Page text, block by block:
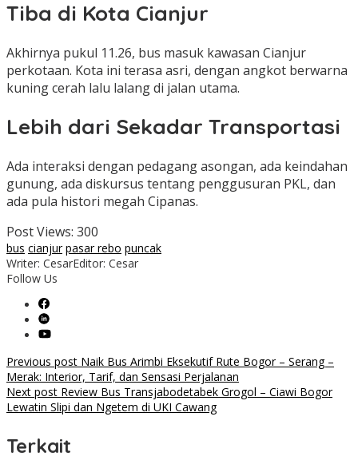
Tiba di Kota Cianjur
Akhirnya pukul 11.26, bus masuk kawasan Cianjur
perkotaan. Kota ini terasa asri, dengan angkot berwarna
kuning cerah lalu lalang di jalan utama.
Lebih dari Sekadar Transportasi
Ada interaksi dengan pedagang asongan, ada keindahan
gunung, ada diskursus tentang penggusuran PKL, dan
ada pula histori megah Cipanas.
Post Views: 300
bus cianjur pasar rebo puncak
Writer: CesarEditor: Cesar
Follow Us
Post
navigation
Previous post Naik Bus Arimbi Eksekutif Rute Bogor – Serang –
Merak: Interior, Tarif, dan Sensasi Perjalanan
Next post Review Bus Transjabodetabek Grogol – Ciawi Bogor
Lewatin Slipi dan Ngetem di UKI Cawang
Terkait